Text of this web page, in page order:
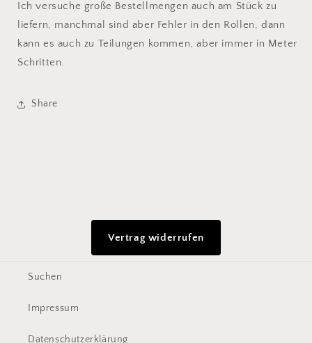
Ich versuche große Bestellmengen auch am Stück zu
liefern, manchmal sind aber Fehler in den Rollen, dann
kann es auch zu Teilungen kommen, aber immer in Meter
Schritten.
Share
Vertrag widerrufen
Suchen
Impressum
Datenschutzerklärung